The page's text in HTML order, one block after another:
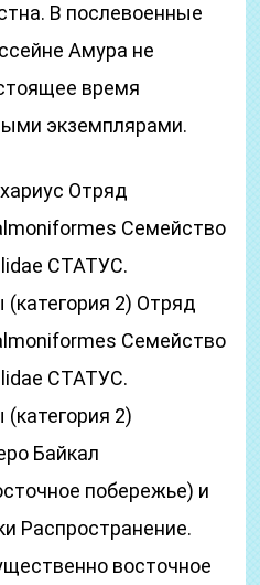
В послевоенные
Амура не
время
экземплярами.
Отряд
Семейство
СТАТУС.
2) Отряд
Семейство
СТАТУС.
2)
Байкал
побережье) и
Распространение.
восточное